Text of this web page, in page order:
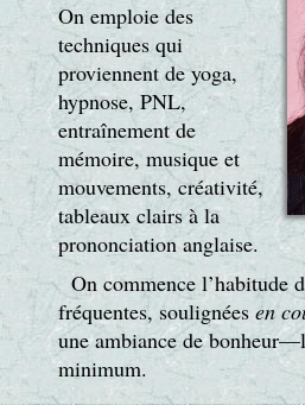
On emploie des
techniques qui
proviennent de yoga,
hypnose, PNL,
entraînement de
mémoire, musique et
mouvements, créativité,
tableaux clairs à la
prononciation anglaise.
On commence l’habitude
fréquentes, soulignéesen
une ambiance de
minimum.